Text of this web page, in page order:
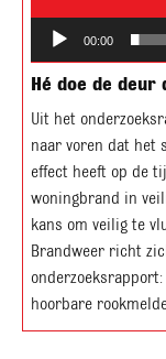
00:00
Hé doe de deur
Uit het
naar voren dat het
effect heeft op de
woningbrand in
kans om veilig te
Brandweer richt
hoorbare